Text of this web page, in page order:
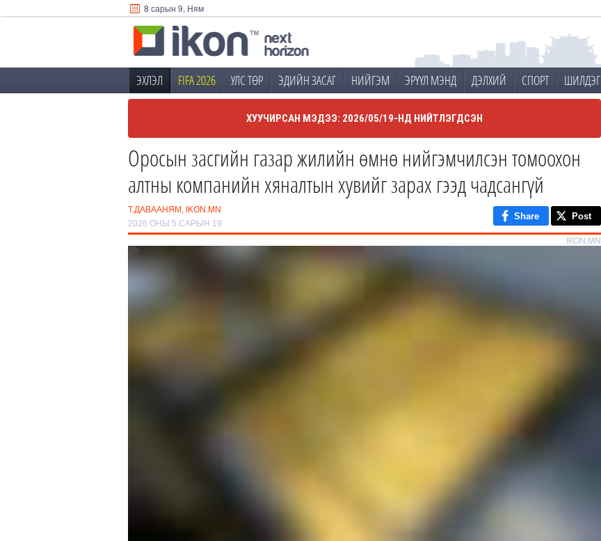
8 сарын 9, Ням
ЭХЛЭЛ FIFA 2026 УЛС ТӨР ЭДИЙН ЗАСАГ НИЙГЭМ ЭРҮҮЛ МЭНД ДЭЛХИЙ СПОРТ ШИЛДЭГ
ХУУЧИРСАН МЭДЭЭ: 2026/05/19-НД НИЙТЛЭГДСЭН
Оросын засгийн газар жилийн өмнө нийгэмчилсэн томоохон
алтны компанийн хяналтын хувийг зарах гээд чадсангүй
Т.ДАВААНЯМ, IKON.MN
2026 ОНЫ 5 САРЫН 19
Share Post
IKON.MN